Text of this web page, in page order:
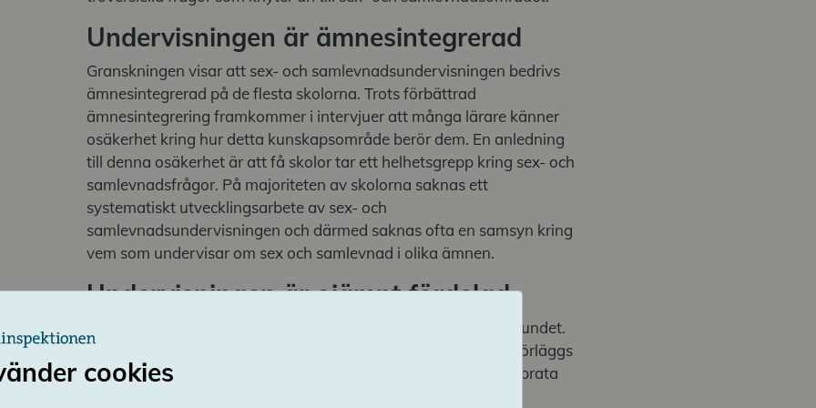
Undervisningen är ämnesintegrerad
Granskningen visar att sex- och samlevnadsundervisningen bedrivs
ämnesintegrerad på de flesta skolorna. Trots förbättrad
ämnesintegrering framkommer i intervjuer att många lärare känner
osäkerhet kring hur detta kunskapsområde berör dem. En anledning
till denna osäkerhet är att få skolor tar ett helhetsgrepp kring sex- och
samlevnadsfrågor. På majoriteten av skolorna saknas ett
systematiskt utvecklingsarbete av sex- och
samlevnadsundervisningen och därmed saknas ofta en samsyn kring
vem som undervisar om sex och samlevnad i olika ämnen.
Undervisningen är ojämnt fördelad
I flera skolor sker sex- och samlevnadsundervisningen oregelbundet.
Undervisningen sker under ett begränsat antal lektioner eller förläggs
till senare årskurser. I många intervjuer anger elever att de vill prata
cookies